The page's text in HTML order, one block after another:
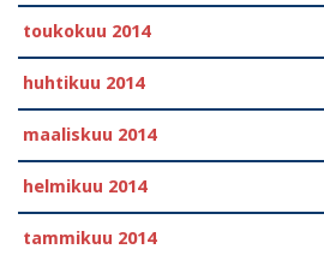
toukokuu 2014
huhtikuu 2014
maaliskuu 2014
helmikuu 2014
tammikuu 2014